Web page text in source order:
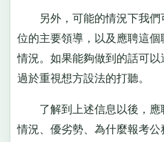
另外，可能的情況下我們
位的主要領導，以及應聘這個
情況。如果能夠做到的話可
過於重視想方設法的打聽。
了解到上述信息以後，應
情況、優劣勢、為什麼報考